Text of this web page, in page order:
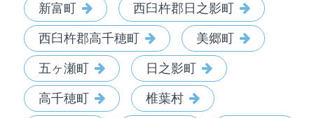
新富町 西臼杵郡日之影町
西臼杵郡高千穂町 美郷町
五ヶ瀬町 日之影町
高千穂町 椎葉村